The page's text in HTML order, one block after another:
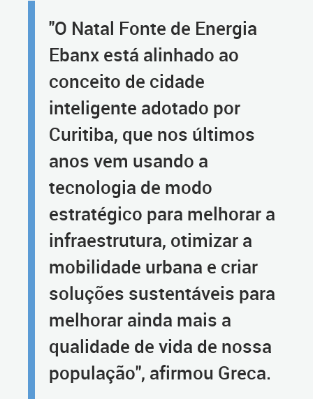
"O Natal Fonte de Energia
Ebanx está alinhado ao
conceito de cidade
inteligente adotado por
Curitiba, que nos últimos
anos vem usando a
tecnologia de modo
estratégico para melhorar a
infraestrutura, otimizar a
mobilidade urbana e criar
soluções sustentáveis para
melhorar ainda mais a
qualidade de vida de nossa
população", afirmou Greca.